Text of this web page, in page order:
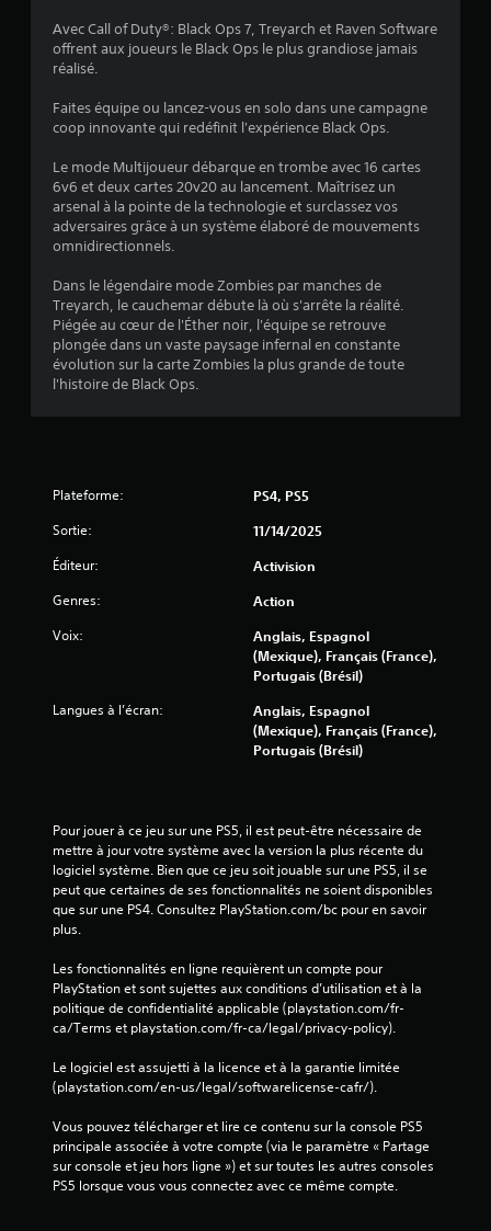
Avec Call of Duty®: Black Ops 7, Treyarch et Raven Software
offrent aux joueurs le Black Ops le plus grandiose jamais
réalisé.
Faites équipe ou lancez-vous en solo dans une campagne
coop innovante qui redéfinit l'expérience Black Ops.
Le mode Multijoueur débarque en trombe avec 16 cartes
6v6 et deux cartes 20v20 au lancement. Maîtrisez un
arsenal à la pointe de la technologie et surclassez vos
adversaires grâce à un système élaboré de mouvements
omnidirectionnels.
Dans le légendaire mode Zombies par manches de
Treyarch, le cauchemar débute là où s'arrête la réalité.
Piégée au cœur de l'Éther noir, l'équipe se retrouve
plongée dans un vaste paysage infernal en constante
évolution sur la carte Zombies la plus grande de toute
l'histoire de Black Ops.
Plateforme: PS4, PS5
Sortie: 11/14/2025
Éditeur: Activision
Genres: Action
Voix:
Anglais, Espagnol
(Mexique), Français (France),
Portugais (Brésil)
Langues à l’écran:
Anglais, Espagnol
(Mexique), Français (France),
Portugais (Brésil)
Pour jouer à ce jeu sur une PS5, il est peut-être nécessaire de
mettre à jour votre système avec la version la plus récente du
logiciel système. Bien que ce jeu soit jouable sur une PS5, il se
peut que certaines de ses fonctionnalités ne soient disponibles
que sur une PS4. Consultez PlayStation.com/bc pour en savoir
plus.
Les fonctionnalités en ligne requièrent un compte pour
PlayStation et sont sujettes aux conditions d’utilisation et à la
politique de confidentialité applicable (playstation.com/fr-
ca/Terms et playstation.com/fr-ca/legal/privacy-policy).
Le logiciel est assujetti à la licence et à la garantie limitée
(playstation.com/en-us/legal/softwarelicense-cafr/).
Vous pouvez télécharger et lire ce contenu sur la console PS5
principale associée à votre compte (via le paramètre « Partage
sur console et jeu hors ligne ») et sur toutes les autres consoles
PS5 lorsque vous vous connectez avec ce même compte.